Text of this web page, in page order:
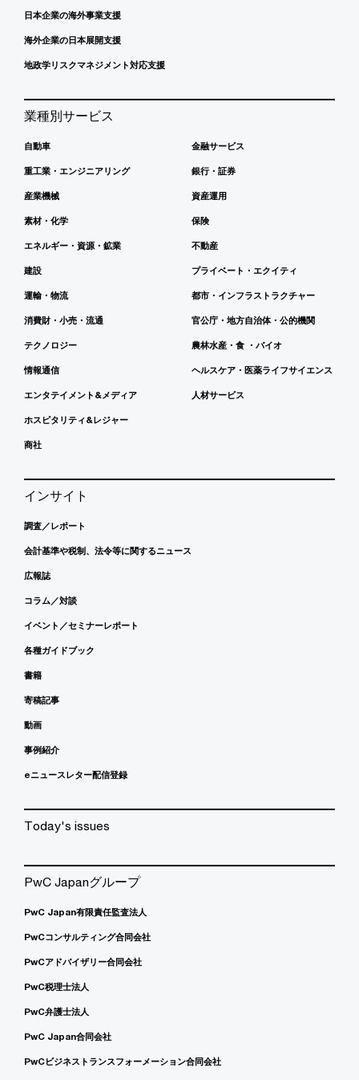
日本企業の海外事業支援
海外企業の日本展開支援
地政学リスクマネジメント対応支援
業種別サービス
自動車
重工業・エンジニアリング
産業機械
素材・化学
エネルギー・資源・鉱業
建設
運輸・物流
消費財・小売・流通
テクノロジー
情報通信
エンタテイメント&メディア
ホスピタリティ&レジャー
商社
金融サービス
銀行・証券
資産運用
保険
不動産
プライベート・エクイティ
都市・インフラストラクチャー
官公庁・地方自治体・公的機関
農林水産・食 ・バイオ
ヘルスケア・医薬ライフサイエンス
人材サービス
インサイト
調査／レポート
会計基準や税制、法令等に関するニュース
広報誌
コラム／対談
イベント／セミナーレポート
各種ガイドブック
書籍
寄稿記事
動画
事例紹介
eニュースレター配信登録
Today's issues
PwC Japanグループ
PwC Japan有限責任監査法人
PwCコンサルティング合同会社
PwCアドバイザリー合同会社
PwC税理士法人
PwC弁護士法人
PwC Japan合同会社
PwCビジネストランスフォーメーション合同会社